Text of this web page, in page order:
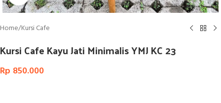
Home/Kursi Cafe
Kursi Cafe Kayu Jati Minimalis YMJ KC 23
Rp 850.000